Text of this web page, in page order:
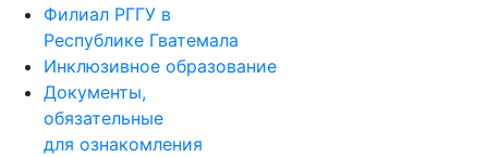
Филиал РГГУ в
Республике Гватемала
Инклюзивное образование
Документы,
обязательные
для ознакомления